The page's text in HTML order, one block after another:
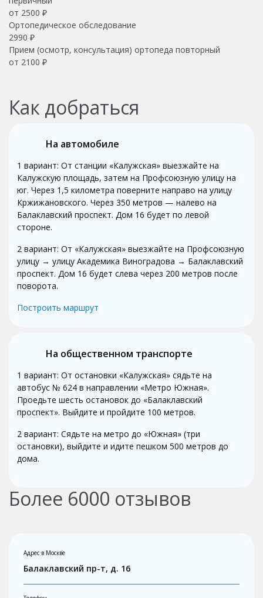
от 2500 ₽
Ортопедическое обследование
2990 ₽
Прием (осмотр, консультация) ортопеда повторный
от 2100 ₽
Как добраться
На автомобиле
1 вариант: От станции «Калужская» выезжайте на
Калужскую площадь, затем на Профсоюзную улицу на
юг. Через 1,5 километра поверните направо на улицу
Кржижановского. Через 350 метров — налево на
Балаклавский проспект. Дом 16 будет по левой
стороне.
2 вариант: От «Калужская» выезжайте на Профсоюзную
улицу → улицу Академика Виноградова → Балаклавский
проспект. Дом 16 будет слева через 200 метров после
поворота.
Построить маршрут
На общественном транспорте
1 вариант: От остановки «Калужская» сядьте на
автобус № 624 в направлении «Метро Южная».
Проедьте шесть остановок до «Балаклавский
проспект». Выйдите и пройдите 100 метров.
2 вариант: Сядьте на метро до «Южная» (три
остановки), выйдите и идите пешком 500 метров до
дома.
Более 6000 отзывов
Адрес в Москве
Балаклавский пр-т, д. 16